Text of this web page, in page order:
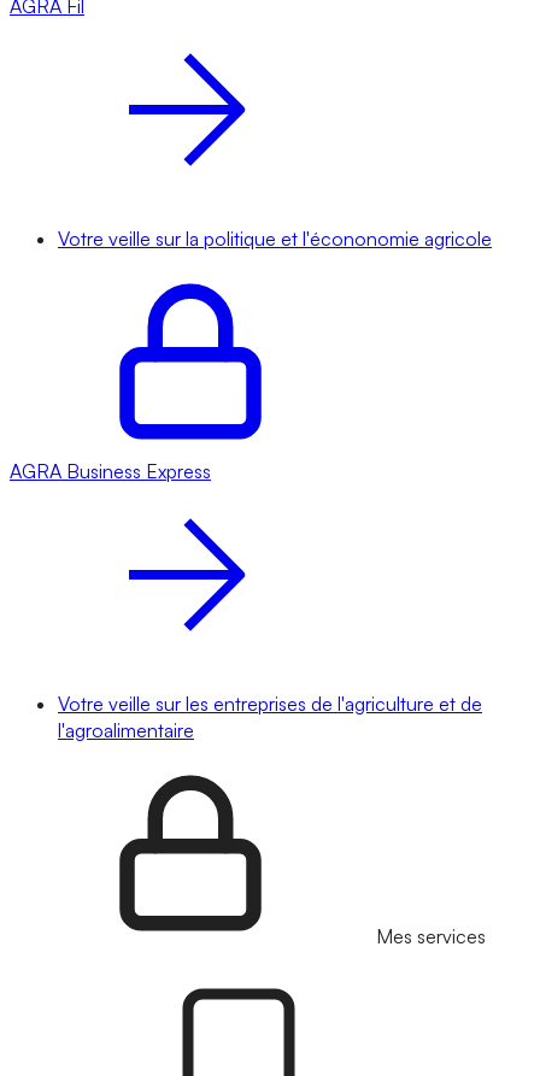
AGRA Fil
Votre veille sur la politique et l'écononomie agricole
AGRA Business Express
Votre veille sur les entreprises de l'agriculture et de
l'agroalimentaire
Mes services